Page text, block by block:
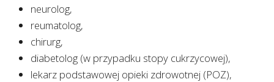
neurolog,
reumatolog,
chirurg,
diabetolog (w przypadku stopy cukrzycowej),
lekarz podstawowej opieki zdrowotnej (POZ),